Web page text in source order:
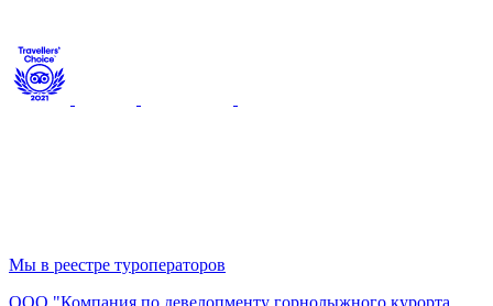
Мы в реестре туроператоров